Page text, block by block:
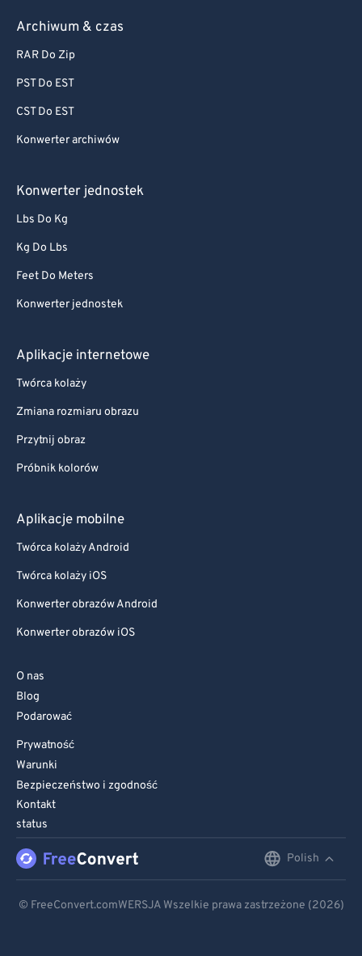
Archiwum & czas
RAR Do Zip
PST Do EST
CST Do EST
Konwerter archiwów
Konwerter jednostek
Lbs Do Kg
Kg Do Lbs
Feet Do Meters
Konwerter jednostek
Aplikacje internetowe
Twórca kolaży
Zmiana rozmiaru obrazu
Przytnij obraz
Próbnik kolorów
Aplikacje mobilne
Twórca kolaży Android
Twórca kolaży iOS
Konwerter obrazów Android
Konwerter obrazów iOS
O nas
Blog
Podarować
Prywatność
Warunki
Bezpieczeństwo i zgodność
Kontakt
status
Polish
© FreeConvert.comWERSJA Wszelkie prawa zastrzeżone (2026)